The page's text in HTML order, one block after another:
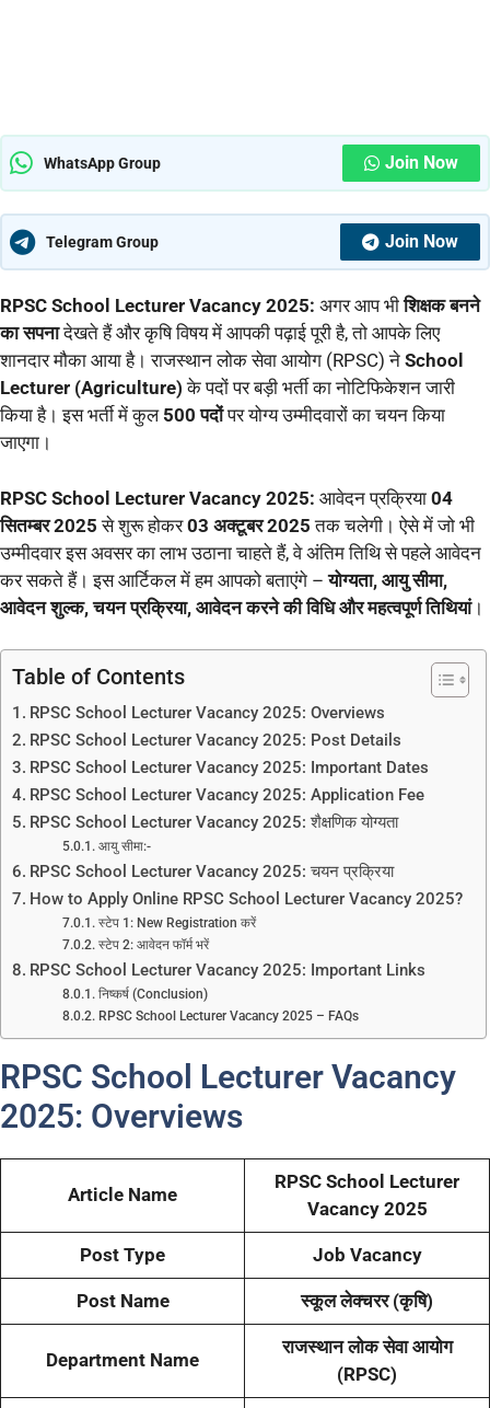
WhatsApp Group Join Now
Telegram Group Join Now
RPSC School Lecturer Vacancy 2025: अगर आप भीशिक्षक बनने
का सपनादेखते हैं और कृषि विषय में आपकी पढ़ाई पूरी है, तो आपके लिए
शानदार मौका आया है। राजस्थान लोक सेवा आयोग (RPSC) ने School
Lecturer (Agriculture) के पदों पर बड़ी भर्ती का नोटिफिकेशन जारी
किया है। इस भर्ती में कुल 500 पदोंपर योग्य उम्मीदवारों का चयन किया
जाएगा।
RPSC School Lecturer Vacancy 2025: आवेदन प्रक्रिया 04
सितम्बर 2025 से शुरू होकर03 अक्टूबर 2025 तक चलेगी। ऐसे में जो भी
उम्मीदवार इस अवसर का लाभ उठाना चाहते हैं, वे अंतिम तिथि से पहले आवेदन
कर सकते हैं। इस आर्टिकल में हम आपको बताएंगे –योग्यता, आयु सीमा,
आवेदन शुल्क, चयन प्रक्रिया, आवेदन करने की विधि और महत्वपूर्ण तिथियां।
Table of Contents
RPSC School Lecturer Vacancy 2025: Overviews
RPSC School Lecturer Vacancy 2025: Post Details
RPSC School Lecturer Vacancy 2025: Important Dates
RPSC School Lecturer Vacancy 2025: Application Fee
RPSC School Lecturer Vacancy 2025: शैक्षणिक योग्यता
आयु सीमा:-
RPSC School Lecturer Vacancy 2025: चयन प्रक्रिया
How to Apply Online RPSC School Lecturer Vacancy 2025?
स्टेप 1: New Registration करें
स्टेप 2: आवेदन फॉर्म भरें
RPSC School Lecturer Vacancy 2025: Important Links
निष्कर्ष (Conclusion)
RPSC School Lecturer Vacancy 2025 – FAQs
RPSC School Lecturer Vacancy
2025: Overviews
Article Name
RPSC School Lecturer
Vacancy 2025
Post Type Job Vacancy
Post Name स्कूल लेक्चरर (कृषि)
Department Name
राजस्थान लोक सेवा आयोग
(RPSC)